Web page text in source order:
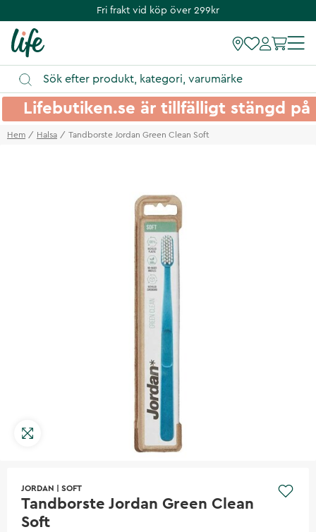
Fri frakt vid köp över 299kr
Lifebutiken.se är tillfälligt stängd
Hem Halsa Tandborste Jordan Green Clean Soft
JORDAN SOFT
Tandborste Jordan Green Clean
Soft